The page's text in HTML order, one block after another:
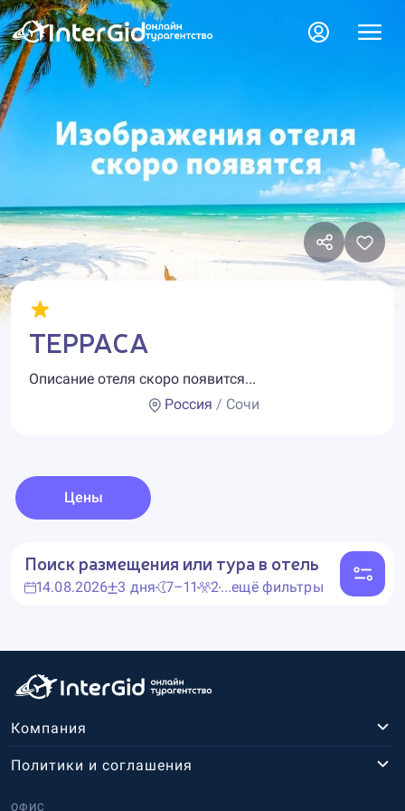
ТЕРРАСА
Описание отеля скоро появится...
Россия / Сочи
Цены
Поиск размещения или тура в отель
14.08.2026 3 дня 7–11 2...ещё фильтры
Компания
ОФИС
Политики и соглашения